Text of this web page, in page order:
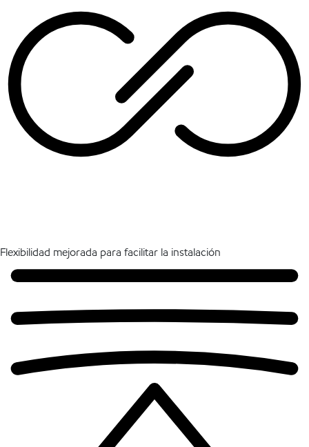
Flexibilidad mejorada para facilitar la instalación